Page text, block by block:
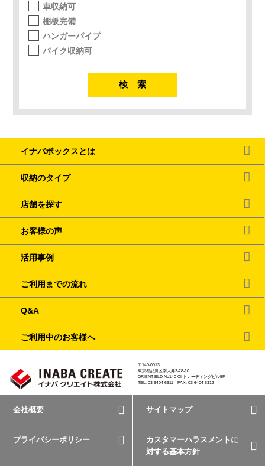
車収納可
棚板完備
ハンガーパイプ
バイク収納可
イナバボックスとは
収納のタイプ
店舗を探す
お客様の声
活用事例
ご利用までの流れ
Q&A
ご利用中のお客様へ
〒140-0013
東京都品川区南大井3-28-10
ORIENT BLD No140 OI トレーディングビル5F
TEL: 03-6404-6311 FAX: 03-6404-6312
会社概要 サイトマップ
プライバシーポリシー
カスタマーハラスメントに
対する基本方針